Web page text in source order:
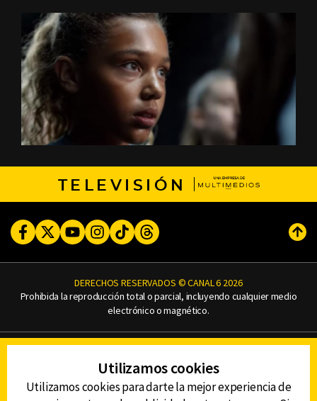
TELEVISIÓN
FacebookTwitterYoutubeInstagram
TikTokThreads
DERECHOS RESERVADOS © CANAL 6 2026
Prohibida la reproducción total o parcial, incluyendo cualquier medio
electrónico o magnético.
AVISO DE PRIVACIDAD
DEFENSORÍA DE LAS AUDIENCIAS
Utilizamos cookies
Utilizamos cookies para darte la mejor experiencia de